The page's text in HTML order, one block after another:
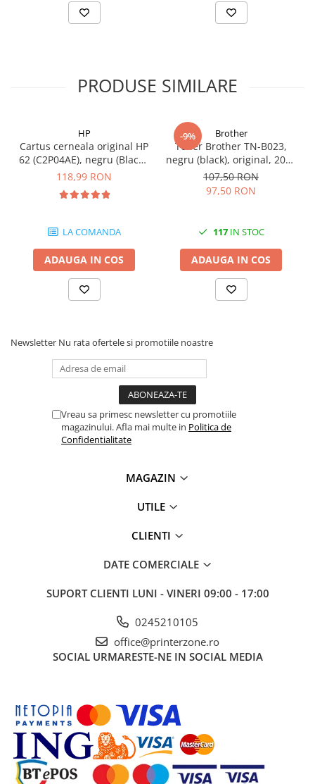
PRODUSE SIMILARE
HP
Cartus cerneala original HP
62 (C2P04AE), negru (Black),
200 pagini
118,99 RON
LA COMANDA
ADAUGA IN COS
-9% Brother
Toner Brother TN-B023,
negru (black), original, 2000
pagini
107,50 RON
97,50 RON
117IN STOC
ADAUGA IN COS
Newsletter Nu rata ofertele si promotiile noastre
Vreau sa primesc newsletter cu promotiile
magazinului. Afla mai multe in Politica de
Confidentialitate
MAGAZIN
UTILE
CLIENTI
DATE COMERCIALE
SUPORT CLIENTI LUNI - VINERI 09:00 - 17:00
0245210105
office@printerzone.ro
SOCIAL URMARESTE-NE IN SOCIAL MEDIA